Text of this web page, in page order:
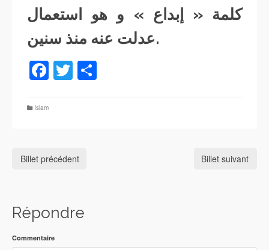
كلمة « إبداع » و هو استعمال
عدلت عنه منذ سنين.
Facebook
Twitter
Islam
Billet précédent Billet suivant
Répondre
Commentaire